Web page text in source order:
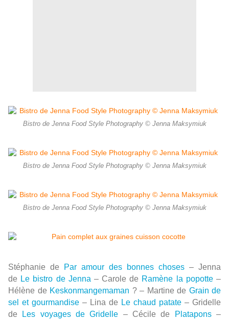
Bistro de Jenna Food Style Photography © Jenna Maksymiuk
Bistro de Jenna Food Style Photography © Jenna Maksymiuk
Bistro de Jenna Food Style Photography © Jenna Maksymiuk
Stéphanie de Par amour des bonnes choses – Jenna
de Le bistro de Jenna – Carole de Ramène la popotte –
Hélène de Keskonmangemaman ? – Martine de Grain de
sel et gourmandise – Lina de Le chaud patate – Gridelle
de
Les voyages de Gridelle – Cécile de Platapons–